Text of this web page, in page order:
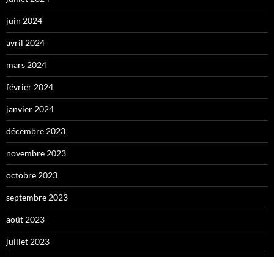
juin 2024
avril 2024
mars 2024
février 2024
janvier 2024
décembre 2023
novembre 2023
octobre 2023
septembre 2023
août 2023
juillet 2023